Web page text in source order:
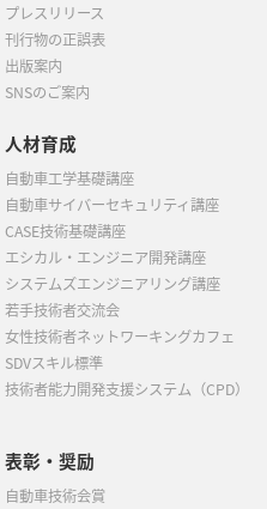
プレスリリース
刊行物の正誤表
出版案内
SNSのご案内
人材育成
自動車工学基礎講座
自動車サイバーセキュリティ講座
CASE技術基礎講座
エシカル・エンジニア開発講座
システムズエンジニアリング講座
若手技術者交流会
女性技術者ネットワーキングカフェ
SDVスキル標準
技術者能力開発支援システム（CPD）
表彰・奨励
自動車技術会賞